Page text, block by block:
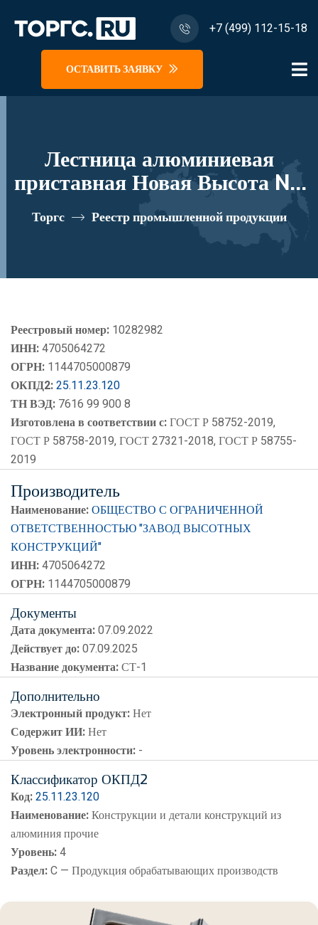
+7 (499) 112-15-18
ОСТАВИТЬ ЗАЯВКУ
Лестница алюминиевая
приставная Новая Высота NV
5170, 1x9 ступеней 130 мм
реестровый номер 10282982
Торгс Реестр промышленной продукции
Реестровый номер: 10282982
ИНН:4705064272
ОГРН: 1144705000879
ОКПД2:25.11.23.120
ТН ВЭД: 7616 99 900 8
Изготовлена в соответствии с:ГОСТ Р 58752-2019,
ГОСТ Р 58758-2019, ГОСТ 27321-2018, ГОСТ Р 58755-
2019
Производитель
Наименование:ОБЩЕСТВО С ОГРАНИЧЕННОЙ
ОТВЕТСТВЕННОСТЬЮ "ЗАВОД ВЫСОТНЫХ
КОНСТРУКЦИЙ"
ИНН:4705064272
ОГРН: 1144705000879
Документы
Дата документа:07.09.2022
Действует до:07.09.2025
Название документа:СТ-1
Дополнительно
Электронный продукт:Нет
Содержит ИИ:Нет
Уровень электронности: -
Классификатор ОКПД2
Код:25.11.23.120
Наименование:Конструкции и детали конструкций из
алюминия прочие
Уровень:4
Раздел:C — Продукция обрабатывающих производств